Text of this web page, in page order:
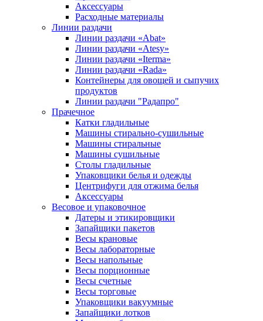
Аксессуары
Расходные материалы
Линии раздачи
Линии раздачи «Abat»
Линии раздачи «Atesy»
Линии раздачи «Iterma»
Линии раздачи «Rada»
Контейнеры для овощей и сыпучих
продуктов
Линии раздачи "Радапро"
Прачечное
Катки гладильные
Машины стирально-сушильные
Машины стиральные
Машины сушильные
Столы гладильные
Упаковщики белья и одежды
Центрифуги для отжима белья
Аксессуары
Весовое и упаковочное
Датеры и этикировщики
Запайщики пакетов
Весы крановые
Весы лабораторные
Весы напольные
Весы порционные
Весы счетные
Весы торговые
Упаковщики вакуумные
Запайщики лотков